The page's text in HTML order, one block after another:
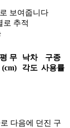
보여줍니다
로 추적
무
(cm)
낙차
각도
구종
사용률
다음에 던진 구